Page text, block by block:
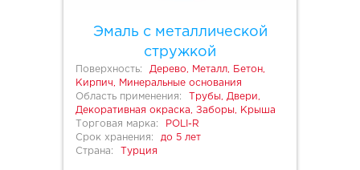
Эмаль с металлической
стружкой
Поверхность:
Дерево, Металл, Бетон,
Кирпич, Минеральные основания
Область применения:
Трубы, Двери,
Декоративная окраска, Заборы, Крыша
Торговая марка:
POLI-R
Срок хранения:
до 5 лет
Страна:
Турция